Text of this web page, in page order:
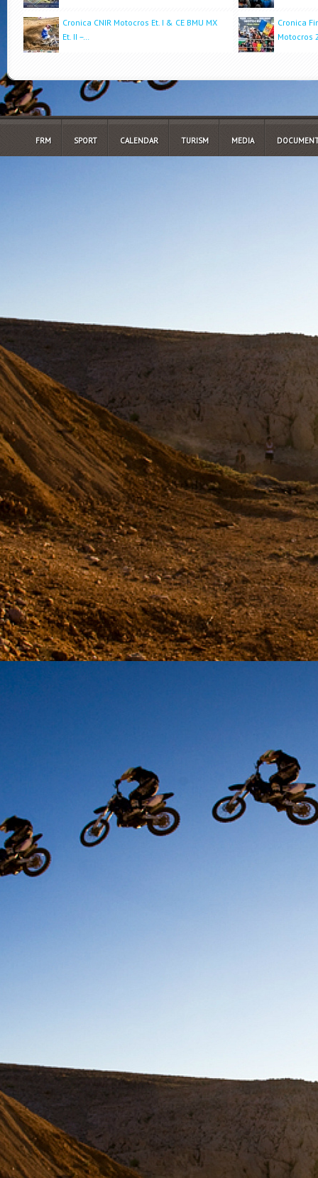
Cronica CNIR Motocros Et. I & CE BMU MX
Et. II –…
Cronica
Motocros
FRM SPORT CALENDAR TURISM MEDIA